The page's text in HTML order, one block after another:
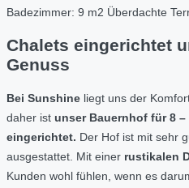
Badezimmer: 9 m2 Überdachte
Chalets eingerichtet
Genuss
Bei Sunshine liegt uns der
daher ist unser Bauernhof für 8 –
eingerichtet. Der Hof ist mit sehr
ausgestattet. Mit einer rustikalen
Kunden wohl fühlen, wenn es